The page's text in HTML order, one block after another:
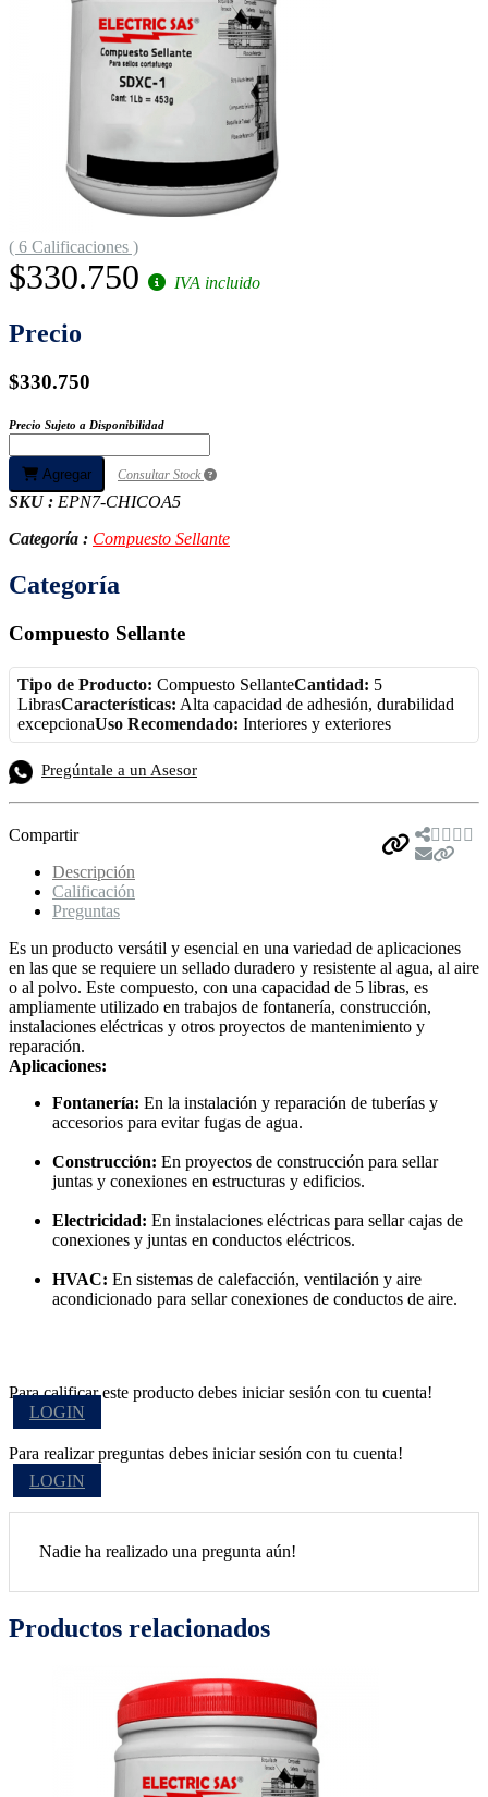
( 6 Calificaciones )
$330.750 IVA incluido
Precio
$330.750
Precio Sujeto a Disponibilidad
Agregar Consultar Stock
SKU : EPN7-CHICOA5
Categoría : Compuesto Sellante
Categoría
Compuesto Sellante
Tipo de Producto: Compuesto SellanteCantidad: 5
LibrasCaracterísticas: Alta capacidad de adhesión, durabilidad
excepcionaUso Recomendado: Interiores y exteriores
Pregúntale a un Asesor
Compartir
Descripción
Calificación
Preguntas
Es un producto versátil y esencial en una variedad de aplicaciones
en las que se requiere un sellado duradero y resistente al agua, al aire
o al polvo. Este compuesto, con una capacidad de 5 libras, es
ampliamente utilizado en trabajos de fontanería, construcción,
instalaciones eléctricas y otros proyectos de mantenimiento y
reparación.
Aplicaciones:
Fontanería: En la instalación y reparación de tuberías y
accesorios para evitar fugas de agua.
Construcción: En proyectos de construcción para sellar
juntas y conexiones en estructuras y edificios.
Electricidad: En instalaciones eléctricas para sellar cajas de
conexiones y juntas en conductos eléctricos.
HVAC: En sistemas de calefacción, ventilación y aire
acondicionado para sellar conexiones de conductos de aire.
Para calificar este producto debes iniciar sesión con tu cuenta!
LOGIN
Para realizar preguntas debes iniciar sesión con tu cuenta!
LOGIN
Nadie ha realizado una pregunta aún!
Productos relacionados